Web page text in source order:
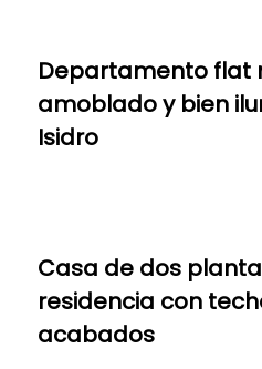
Departamento flat
amoblado y bien
Isidro
Casa de dos
residencia con
acabados